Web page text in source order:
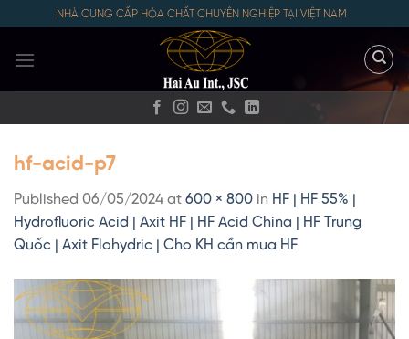
content
NHÀ CUNG CẤP HÓA CHẤT CHUYÊN NGHIỆP TẠI VIỆT NAM
hf-acid-p7
Published 06/05/2024 at 600 × 800 in HF | HF 55% |
Hydrofluoric Acid | Axit HF | HF Acid China | HF Trung
Quốc | Axit Flohydric | Cho KH cần mua HF